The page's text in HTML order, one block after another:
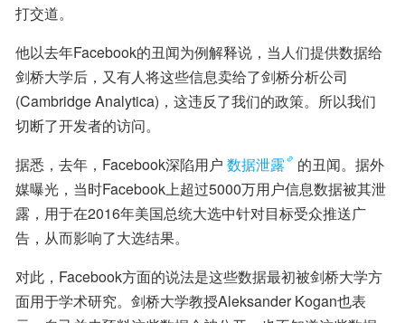
打交道。
他以去年Facebook的丑闻为例解释说，当人们提供数据给
剑桥大学后，又有人将这些信息卖给了剑桥分析公司
(Cambridge Analytica)，这违反了我们的政策。所以我们
切断了开发者的访问。
据悉，去年，Facebook深陷用户 数据泄露
的丑闻。据外
媒曝光，当时Facebook上超过5000万用户信息数据被其泄
露，用于在2016年美国总统大选中针对目标受众推送广
告，从而影响了大选结果。
对此，Facebook方面的说法是这些数据最初被剑桥大学方
面用于学术研究。剑桥大学教授Aleksander Kogan也表